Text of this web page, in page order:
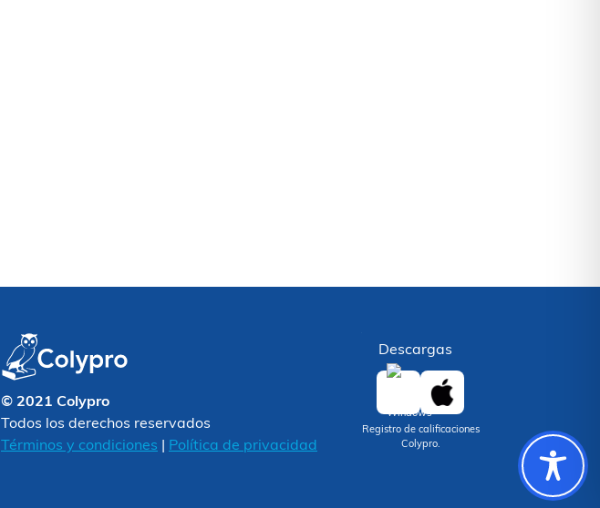
© 2021 Colypro
Todos los derechos reservados
Términos y condiciones
Política de privacidad
Descargas
Registro de calificaciones
Colypro.